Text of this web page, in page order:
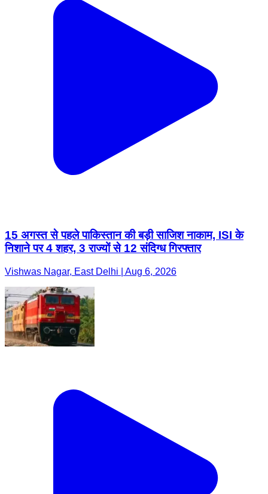
15 अगस्त से पहले पाकिस्तान की बड़ी साजिश नाकाम, ISI के
निशाने पर 4 शहर, 3 राज्यों से 12 संदिग्ध गिरफ्तार
Vishwas Nagar, East Delhi | Aug 6, 2026